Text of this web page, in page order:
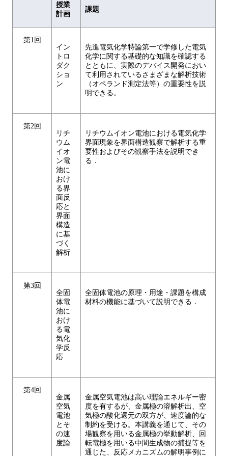
授業
計画
課題
第1回
イン
トロ
ダク
ショ
ン
先進電気化学特論第一で学修した電気
化学に関する基礎的な知識を確認する
とともに、実際のデバイス開発におい
て利用されているさまざまな解析技術
（オペランド測定法等）の重要性を説
明できる。
第2回
リチ
ウム
イオ
ン電
池に
おけ
る界
面反
応と
界面
構造
に基
づく
解析
リチウムイオン電池における電気化学
界面現象を界面構造観察で解析する重
要性およびその観察手法を説明でき
る．
第3回
全固
体電
池に
おけ
る電
気化
学反
応
全固体電池の原理・用途・課題を構成
材料の機能に基づいて説明できる．
第4回
金属
空気
電池
とそ
の速
度論
金属空気電池は高い理論エネルギー密
度を有するが、金属極の溶解析出、空
気極の酸化還元の双方が、速度論的な
制約を受ける。本講義を通じて、その
場観察を用いる金属極の挙動解析、回
転電極を用いる中間生成物の捕捉等を
通じた、反応メカニズムの解明事例に